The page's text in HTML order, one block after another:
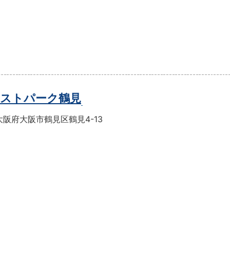
ストパーク鶴見
阪府大阪市鶴見区鶴見4-13